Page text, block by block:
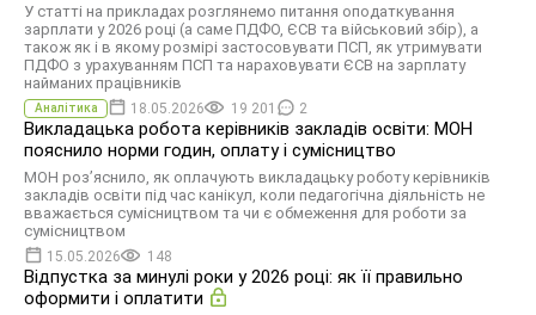
У статті на прикладах розглянемо питання оподаткування
зарплати у 2026 році (а саме ПДФО, ЄСВ та військовий збір), а
також як і в якому розмірі застосовувати ПСП, як утримувати
ПДФО з урахуванням ПСП та нараховувати ЄСВ на зарплату
найманих працівників
Аналітика 18.05.2026 19 201 2
Викладацька робота керівників закладів освіти: МОН
пояснило норми годин, оплату і сумісництво
МОН роз’яснило, як оплачують викладацьку роботу керівників
закладів освіти під час канікул, коли педагогічна діяльність не
вважається сумісництвом та чи є обмеження для роботи за
сумісництвом
15.05.2026 148
Відпустка за минулі роки у 2026 році: як її правильно
оформити і оплатити